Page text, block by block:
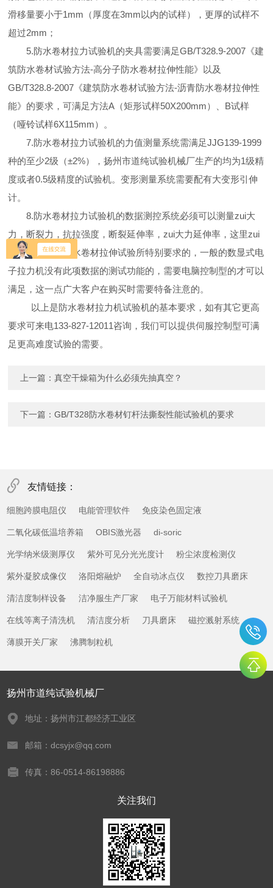
滑移量要小于1mm（厚度在3mm以内的试样），更厚的试样不
超过2mm；
5.防水卷材拉力试验机的夹具需要满足GB/T328.9-2007《建
筑防水卷材试验方法-高分子防水卷材拉伸性能》以及
GB/T328.8-2007《建筑防水卷材试验方法-沥青防水卷材拉伸性
能》的要求，可满足方法A（矩形试样50X200mm）、B试样
（哑铃试样6X115mm）。
7.防水卷材拉力试验机的力值测量系统需满足JJG139-1999
种的至少2级（±2%），扬州市道纯试验机械厂生产的均为1级精
度或者0.5级精度的试验机。变形测量系统需要配有大变形引伸
计。
8.防水卷材拉力试验机的数据测控系统必须可以测量zui大
力，断裂力，抗拉强度，断裂延伸率，zui大力延伸率，这里zui
大力延伸率是防水卷材拉伸试验所特别要求的，一般的数显式电
子拉力机没有此项数据的测试功能的，需要电脑控制型的才可以
满足，这一点广大客户在购买时需要特备注意的。
以上是防水卷材拉力机试验机的基本要求，如有其它更高
要求可来电133-827-12011咨询，我们可以提供伺服控制型可满
足更高难度试验的需要。
上一篇：真空干燥箱为什么必须先抽真空？
下一篇：GB/T328防水卷材钉杆法撕裂性能试验机的要求
友情链接：
细胞跨膜电阻仪 电能管理软件 免疫染色固定液
二氧化碳低温培养箱 OBIS激光器 di-soric
光学纳米级测厚仪 紫外可见分光光度计 粉尘浓度检测仪
紫外凝胶成像仪 洛阳熔融炉 全自动冰点仪 数控刀具磨床
清洁度制样设备 洁净服生产厂家 电子万能材料试验机
在线等离子清洗机 清洁度分析 刀具磨床 磁控溅射系统
薄膜开关厂家 沸腾制粒机
扬州市道纯试验机械厂
地址：扬州市江都经济工业区
邮箱：dcsyjx@qq.com
传真：86-0514-86198886
关注我们